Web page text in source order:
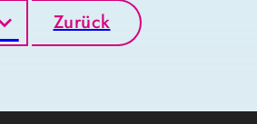
Zurück